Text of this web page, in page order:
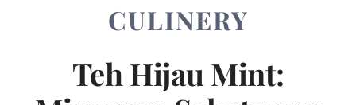
CULINERY
Teh Hijau Mint: